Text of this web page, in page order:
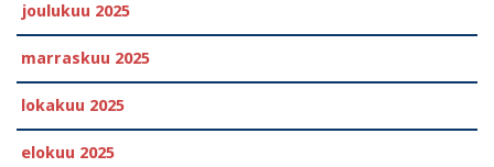
joulukuu 2025
marraskuu 2025
lokakuu 2025
elokuu 2025